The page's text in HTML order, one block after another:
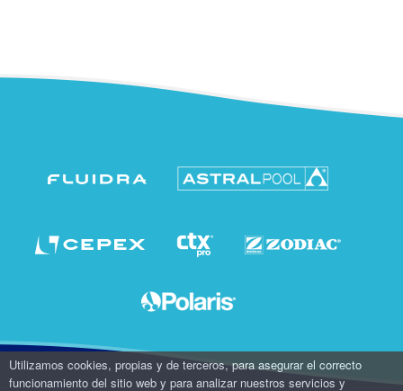
Utilizamos cookies, propias y de terceros, para asegurar el correcto
funcionamiento del sitio web y para analizar nuestros servicios y